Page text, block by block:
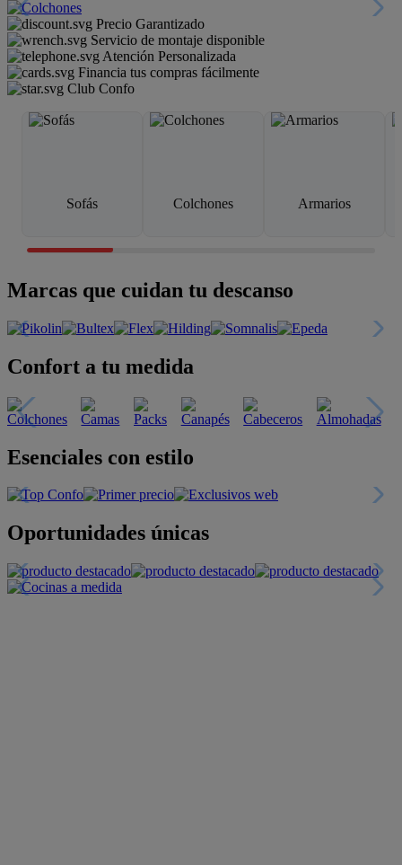
Precio Garantizado
Servicio de montaje disponible
Atención Personalizada
Financia tus compras fácilmente
Club Confo
Sofás Colchones Armarios
Marcas que cuidan tu descanso
Confort a tu medida
Esenciales con estilo
Oportunidades únicas